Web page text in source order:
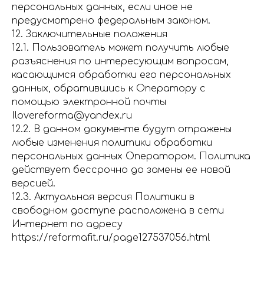
персональных данных, если иное не
предусмотрено федеральным законом.
12. Заключительные положения
12.1. Пользователь может получить любые
разъяснения по интересующим вопросам,
касающимся обработки его персональных
данных, обратившись к Оператору с
помощью электронной почты
Ilovereforma@yandex.ru
12.2. В данном документе будут отражены
любые изменения политики обработки
персональных данных Оператором. Политика
действует бессрочно до замены ее новой
версией.
12.3. Актуальная версия Политики в
свободном доступе расположена в сети
Интернет по адресу
https://reformafit.ru/page127537056.html